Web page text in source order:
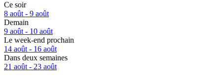
Ce soir
8 août - 9 août
Demain
9 août - 10 août
Le week-end prochain
14 août - 16 août
Dans deux semaines
21 août - 23 août